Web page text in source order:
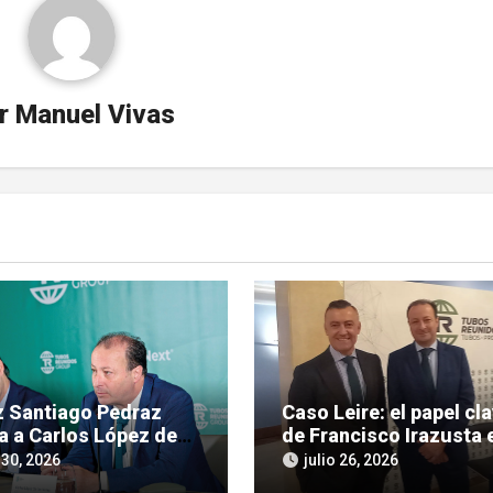
Manuel Vivas
Santiago Pedraz
a Carlos López de
por tráfico de
en el caso Leire
2026
Caso Leire: el papel
de Francisco Irazusta
investigación judicial
Tubos Reunidos
julio 26, 2026